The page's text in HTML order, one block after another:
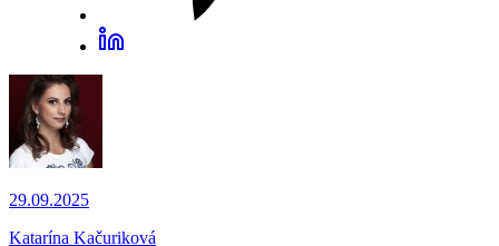
29.09.2025
Katarína Kačuriková